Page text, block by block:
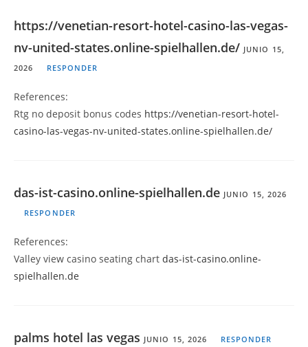
https://venetian-resort-hotel-casino-las-vegas-
nv-united-states.online-spielhallen.de/ JUNIO 15,
2026
RESPONDER
References:
Rtg no deposit bonus codes https://venetian-resort-hotel-
casino-las-vegas-nv-united-states.online-spielhallen.de/
das-ist-casino.online-spielhallen.de JUNIO 15, 2026
RESPONDER
References:
Valley view casino seating chart das-ist-casino.online-
spielhallen.de
palms hotel las vegas JUNIO 15, 2026 RESPONDER